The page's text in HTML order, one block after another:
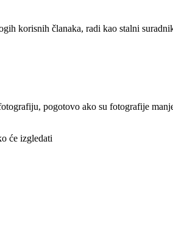
korisnih članaka, radi kao stalni
pogotovo ako su fotografije
će izgledati